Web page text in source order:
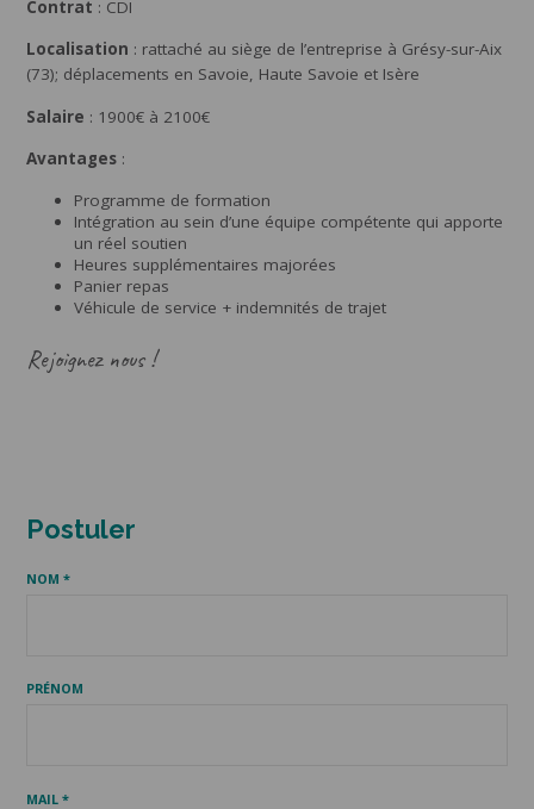
Contrat : CDI
Localisation : rattaché au siège de l’entreprise à Grésy-sur-Aix
(73); déplacements en Savoie, Haute Savoie et Isère
Salaire : 1900€ à 2100€
Avantages:
Programme de formation
Intégration au sein d’une équipe compétente qui apporte
un réel soutien
Heures supplémentaires majorées
Panier repas
Véhicule de service + indemnités de trajet
Rejoignez nous !
Postuler
NOM *
PRÉNOM
MAIL *